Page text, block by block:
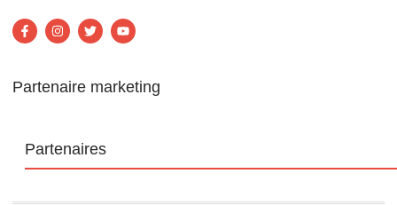
Partenaire marketing
Partenaires